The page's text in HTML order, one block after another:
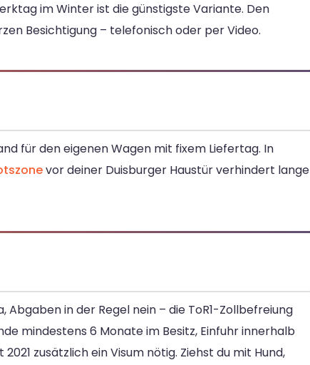
im Winter ist die günstigste Variante. Den
Besichtigung – telefonisch oder per Video.
für den eigenen Wagen mit fixem Liefertag. In
vor deiner Duisburger Haustür verhindert lange
in der Regel nein – die ToR1-Zollbefreiung
mindestens 6 Monate im Besitz, Einfuhr innerhalb
zusätzlich ein Visum nötig. Ziehst du mit Hund,